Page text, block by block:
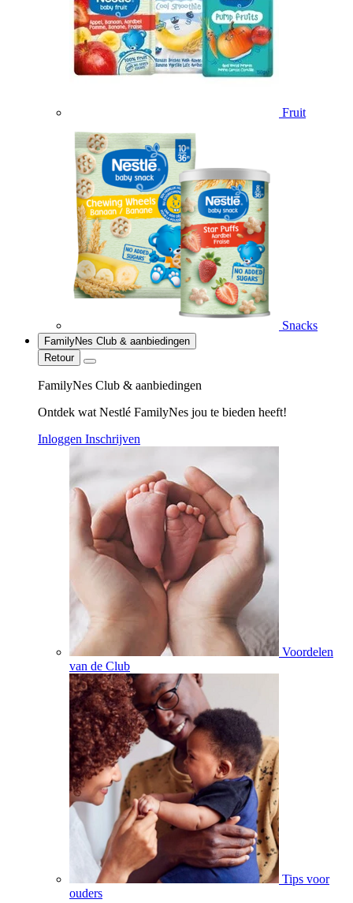
Fruit
Snacks
FamilyNes Club & aanbiedingen
Retour
FamilyNes Club & aanbiedingen
Ontdek wat Nestlé FamilyNes jou te bieden heeft!
Inloggen Inschrijven
Voordelen
van de Club
Tips voor
ouders